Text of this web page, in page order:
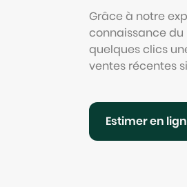
Grâce à notre
connaissance
quelques clics
ventes récentes
Estimer en